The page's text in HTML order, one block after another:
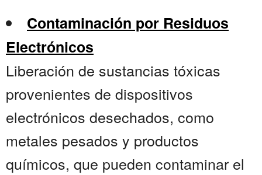
Contaminación por Residuos
Electrónicos
Liberación de sustancias tóxicas
provenientes de dispositivos
electrónicos desechados, como
metales pesados y productos
químicos, que pueden contaminar el